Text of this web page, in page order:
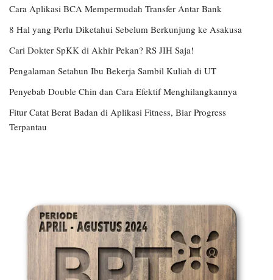
Cara Aplikasi BCA Mempermudah Transfer Antar Bank
8 Hal yang Perlu Diketahui Sebelum Berkunjung ke Asakusa
Cari Dokter SpKK di Akhir Pekan? RS JIH Saja!
Pengalaman Setahun Ibu Bekerja Sambil Kuliah di UT
Penyebab Double Chin dan Cara Efektif Menghilangkannya
Fitur Catat Berat Badan di Aplikasi Fitness, Biar Progress
Terpantau